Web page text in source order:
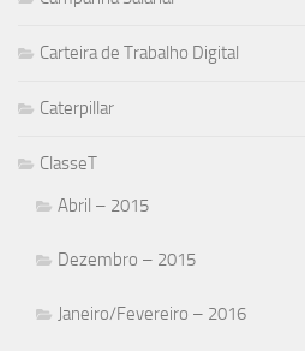
Carteira de Trabalho Digital
Caterpillar
ClasseT
Abril – 2015
Dezembro – 2015
Janeiro/Fevereiro – 2016